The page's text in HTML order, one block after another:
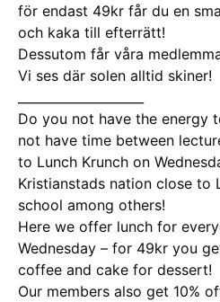
för endast 49kr får du en
och kaka till efterrätt!
Dessutom får våra
Vi ses där solen alltid skiner!
Do you not have the energy
not have time between
to Lunch Krunch on
Kristianstads nation close to
school among others!
Here we offer lunch for
Wednesday – for 49kr you
coffee and cake for dessert!
Our members also get 10%